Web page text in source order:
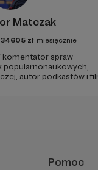
Matczak
34605 zł miesięcznie
komentator spraw
popularnonaukowych,
autor podkastów i
Pomoc